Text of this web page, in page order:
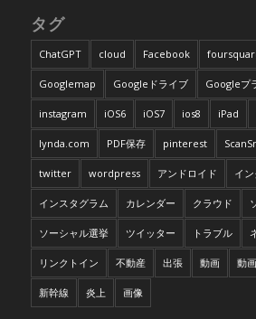
タグ
ChatGPT cloud Facebook
Googlemap Googleドライブ Googleプ
instagram iOS6 iOS7 ios8 iPad
lynda.com PDF保存 pinterest
twitter wordpress アンドロイド イ
インスタグラム カレンダー クラウド
ソーシャル選挙 ツイッター トラブル
リンクトイン 不動産 出張 動画 動
新幹線 炎上 画像